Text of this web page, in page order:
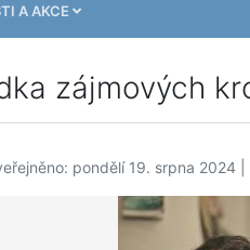
A AKCE
zájmových
pondělí 19. srpna 2024 |